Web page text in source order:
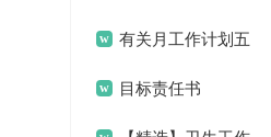
九篇有关月工作计划五
篇 目标责任书